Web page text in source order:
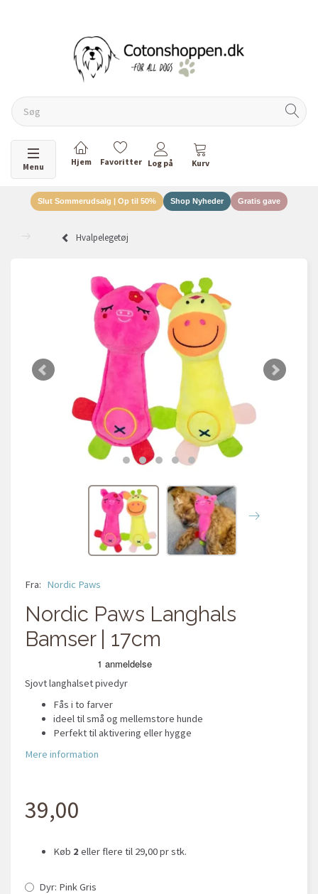
Skifte navigation
Menu
Slut Sommerudsalg | Op til 50% Shop Nyheder Gratis gave
Hvalpelegetøj
Fra: Nordic Paws
Nordic Paws Langhals
Bamser | 17cm
Sjovt langhalset pivedyr
Fås i to farver
ideel til små og mellemstore hunde
Perfekt til aktivering eller hygge
Mere information
39,00
Køb 2eller flere til 29,00pr stk.
Dyr: Pink Gris